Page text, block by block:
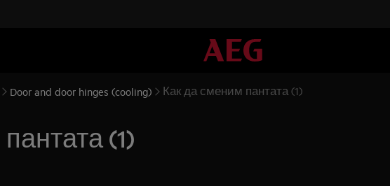
Door and door hinges (cooling) Как да сменим пантата (1)
(1)